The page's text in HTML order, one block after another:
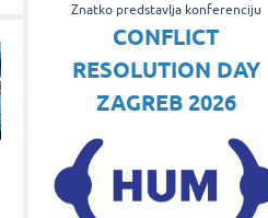
Znatko predstavlja konferenciju
CONFLICT
RESOLUTION DAY
ZAGREB 2026